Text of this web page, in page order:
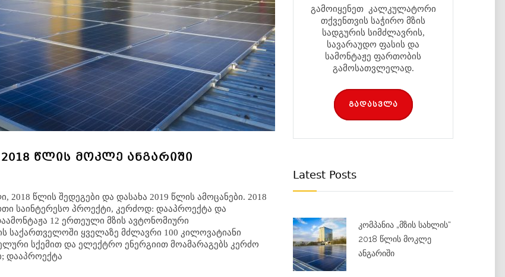
ᲬᲚᲘᲡ ᲛᲝᲙᲚᲔ ᲐᲜᲒᲐᲠᲘᲨᲘ
2018 წლის შედეგები და დასახა 2019 წლის ამოცანები. 2018
საინტერესო პროექტი, კერძოდ: დააპროექტა და
12 ერთეული მზის ავტონომიური
ყველაზე მძლავრი 100 კილოვატიანი
სქემით და ელექტრო ენერგიით მოამარაგებს კერძო
დააპროექტა
გამოიყენეთ კალკულატორი
თქვენთვის საჭირო მზის
სადგურის სიმძლავრის,
სავარაუდო ფასის და
სამონტაჟე ფართობის
გამოსათვლელად.
გადასვლა
Latest Posts
კომპანია „მზის სახლის“
2018 წლის მოკლე
ანგარიში